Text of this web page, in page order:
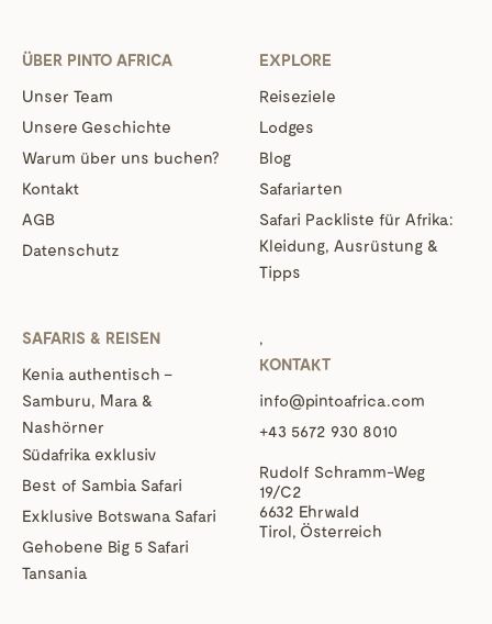
ÜBER PINTO AFRICA
Unser Team
Unsere Geschichte
Warum über uns buchen?
Kontakt
AGB
Datenschutz
EXPLORE
Reiseziele
Lodges
Blog
Safariarten
Safari Packliste für Afrika:
Kleidung, Ausrüstung &
Tipps
SAFARIS & REISEN
Kenia authentisch –
Samburu, Mara &
Nashörner
Südafrika exklusiv
Best of Sambia Safari
Exklusive Botswana Safari
Gehobene Big 5 Safari
Tansania
‚
KONTAKT
info@pintoafrica.com
+43 5672 930 8010
Rudolf Schramm-Weg
19/C2
6632 Ehrwald
Tirol, Österreich